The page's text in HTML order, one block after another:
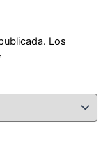
Los